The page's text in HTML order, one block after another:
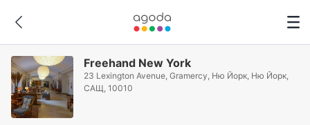
Freehand New York
23 Lexington Avenue, Gramercy, Ню Йорк, Ню Йорк,
САЩ, 10010